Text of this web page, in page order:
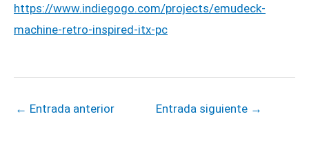
https://www.indiegogo.com/projects/emudeck-
machine-retro-inspired-itx-pc
← Entrada anterior Entrada siguiente →